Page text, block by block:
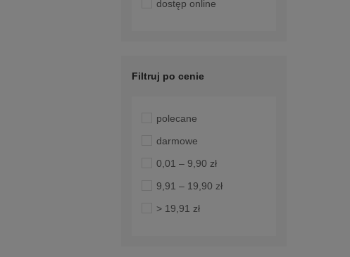
dostęp online
Filtruj po cenie
polecane
darmowe
0,01 – 9,90 zł
9,91 – 19,90 zł
> 19,91 zł